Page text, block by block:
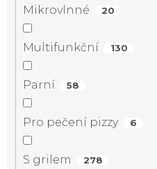
Mikrovlnné 20
Multifunkční 130
Parní 58
Pro pečení pizzy 6
S grilem 278